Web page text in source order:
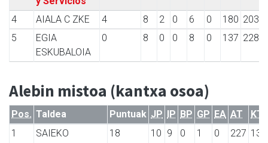
4 AIALA C ZKE 4 8 2 0 6 0 180 203
5
EGIA
ESKUBALOIA
0 8 0 0 8 0 137 228
Alebin mistoa (kantxa osoa)
Pos. Taldea Puntuak JP IP BP GP EA AT
KT
1
SAIEKO
18 10 9 0 1 0 227 137